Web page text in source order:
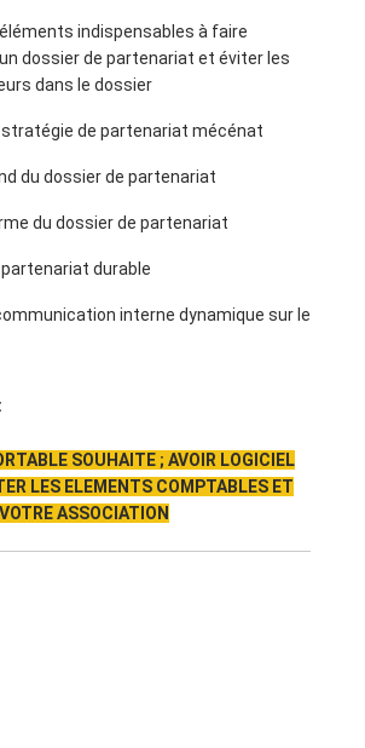
indispensables à faire
dossier de partenariat et éviter les
dans le dossier
de partenariat mécénat
du dossier de partenariat
du dossier de partenariat
durable
interne dynamique sur le
SOUHAITE ; AVOIR LOGICIEL
LES ELEMENTS COMPTABLES ET
ASSOCIATION